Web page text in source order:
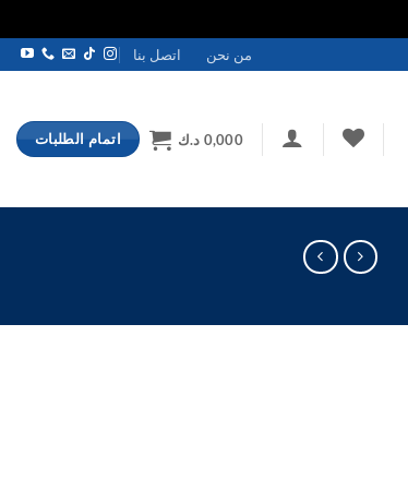
من نحن اتصل بنا
0,000 د.ك اتمام الطلبات